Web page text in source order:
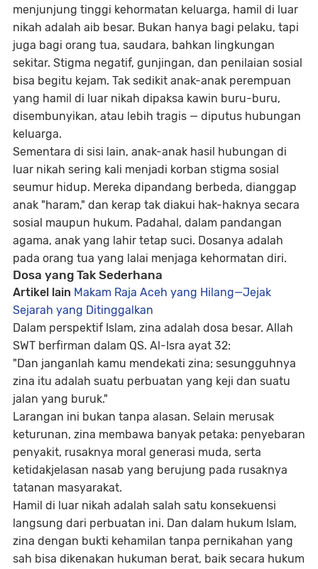
menjunjung tinggi kehormatan keluarga, hamil di luar
nikah adalah aib besar. Bukan hanya bagi pelaku, tapi
juga bagi orang tua, saudara, bahkan lingkungan
sekitar. Stigma negatif, gunjingan, dan penilaian sosial
bisa begitu kejam. Tak sedikit anak-anak perempuan
yang hamil di luar nikah dipaksa kawin buru-buru,
disembunyikan, atau lebih tragis — diputus hubungan
keluarga.
Sementara di sisi lain, anak-anak hasil hubungan di
luar nikah sering kali menjadi korban stigma sosial
seumur hidup. Mereka dipandang berbeda, dianggap
anak "haram," dan kerap tak diakui hak-haknya secara
sosial maupun hukum. Padahal, dalam pandangan
agama, anak yang lahir tetap suci. Dosanya adalah
pada orang tua yang lalai menjaga kehormatan diri.
Dosa yang Tak Sederhana
Artikel lain Makam Raja Aceh yang Hilang—Jejak
Sejarah yang Ditinggalkan
Dalam perspektif Islam, zina adalah dosa besar. Allah
SWT berfirman dalam QS. Al-Isra ayat 32:
"Dan janganlah kamu mendekati zina; sesungguhnya
zina itu adalah suatu perbuatan yang keji dan suatu
jalan yang buruk."
Larangan ini bukan tanpa alasan. Selain merusak
keturunan, zina membawa banyak petaka: penyebaran
penyakit, rusaknya moral generasi muda, serta
ketidakjelasan nasab yang berujung pada rusaknya
tatanan masyarakat.
Hamil di luar nikah adalah salah satu konsekuensi
langsung dari perbuatan ini. Dan dalam hukum Islam,
zina dengan bukti kehamilan tanpa pernikahan yang
sah bisa dikenakan hukuman berat, baik secara hukum